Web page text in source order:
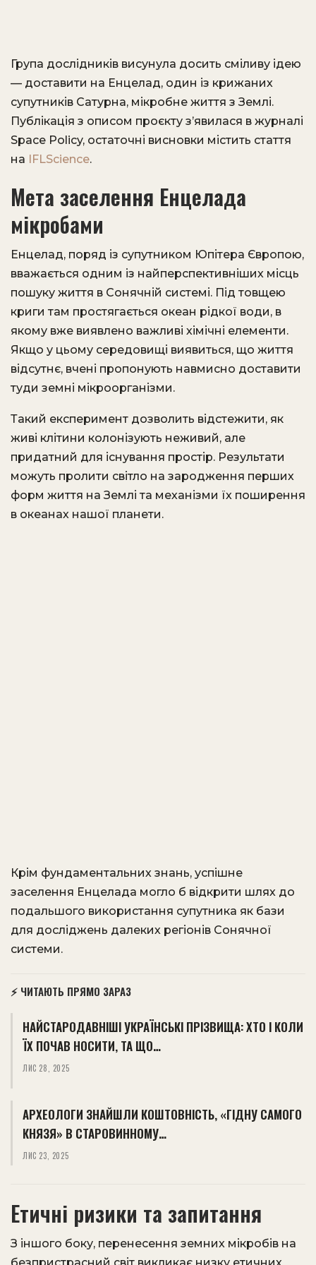
Група дослідників висунула досить сміливу ідею
— доставити на Енцелад, один із крижаних
супутників Сатурна, мікробне життя з Землі.
Публікація з описом проєкту з’явилася в журналі
Space Policy, остаточні висновки містить стаття
на IFLScience.
Мета заселення Енцелада
мікробами
Енцелад, поряд із супутником Юпітера Європою,
вважається одним із найперспективніших місць
пошуку життя в Сонячній системі. Під товщею
криги там простягається океан рідкої води, в
якому вже виявлено важливі хімічні елементи.
Якщо у цьому середовищі виявиться, що життя
відсутнє, вчені пропонують навмисно доставити
туди земні мікроорганізми.
Такий експеримент дозволить відстежити, як
живі клітини колонізують неживий, але
придатний для існування простір. Результати
можуть пролити світло на зародження перших
форм життя на Землі та механізми їх поширення
в океанах нашої планети.
Крім фундаментальних знань, успішне
заселення Енцелада могло б відкрити шлях до
подальшого використання супутника як бази
для досліджень далеких регіонів Сонячної
системи.
⚡ ЧИТАЮТЬ ПРЯМО ЗАРАЗ
НАЙСТАРОДАВНІШІ УКРАЇНСЬКІ ПРІЗВИЩА: ХТО І КОЛИ
ЇХ ПОЧАВ НОСИТИ, ТА ЩО…
ЛИС 28, 2025
АРХЕОЛОГИ ЗНАЙШЛИ КОШТОВНІСТЬ, «ГІДНУ САМОГО
КНЯЗЯ» В СТАРОВИННОМУ…
ЛИС 23, 2025
Етичні ризики та запитання
З іншого боку, перенесення земних мікробів на